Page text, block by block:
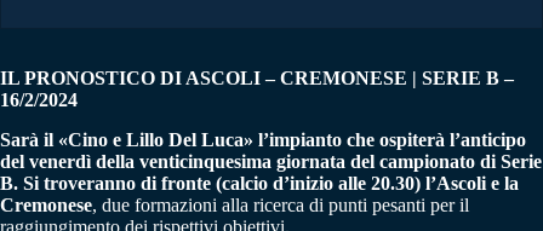
IL PRONOSTICO DI ASCOLI – CREMONESE | SERIE B –
16/2/2024
Sarà il «Cino e Lillo Del Luca» l’impianto che ospiterà l’anticipo
del venerdì della venticinquesima giornata del campionato di Serie
B. Si troveranno di fronte (calcio d’inizio alle 20.30) l’Ascoli e la
Cremonese, due formazioni alla ricerca di punti pesanti per il
raggiungimento dei rispettivi obiettivi.